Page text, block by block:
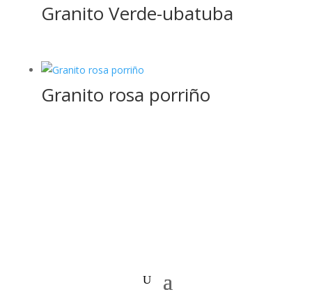
Granito Verde-ubatuba
Granito rosa porriño